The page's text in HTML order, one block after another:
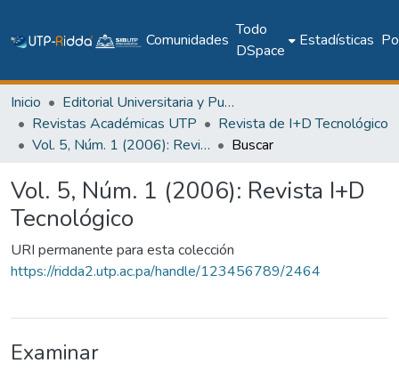
Comunidades
Todo
DSpace
Estadísticas
Inicio
Editorial Universitaria y Publicaciones Seriadas
Revistas Académicas UTP
Revista de I+D Tecnológico
Vol. 5, Núm. 1 (2006): Revista I+D Tecnológico
Buscar
Vol. 5, Núm. 1 (2006): Revista I+D
Tecnológico
URI permanente para esta colección
https://ridda2.utp.ac.pa/handle/123456789/2464
Examinar